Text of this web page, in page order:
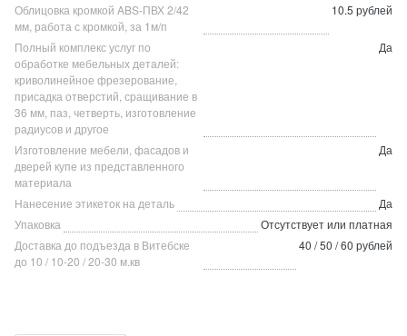
Облицовка кромкой ABS-ПВХ 2/42
мм, работа с кромкой, за 1м/п
10.5 рублей
Полный комплекс услуг по
обработке мебельных деталей:
криволинейное фрезерование,
присадка отверстий, сращивание в
36 мм, паз, четверть, изготовление
радиусов и другое
Да
Изготовление мебели, фасадов и
дверей купе из представленного
материала
Да
Нанесение этикеток на деталь
Да
Упаковка
Отсутствует или платная
Доставка до подъезда в Витебске
до 10 / 10-20 / 20-30 м.кв
40 / 50 / 60 рублей